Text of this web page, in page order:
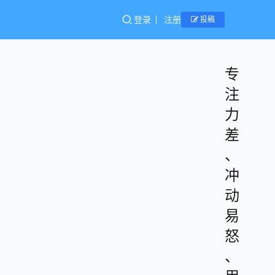
登录 注册 投稿
专
注
力
差
、
冲
动
易
怒
、